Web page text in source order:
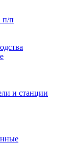
п/п
и станции